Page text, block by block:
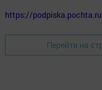
https://
Перейти на